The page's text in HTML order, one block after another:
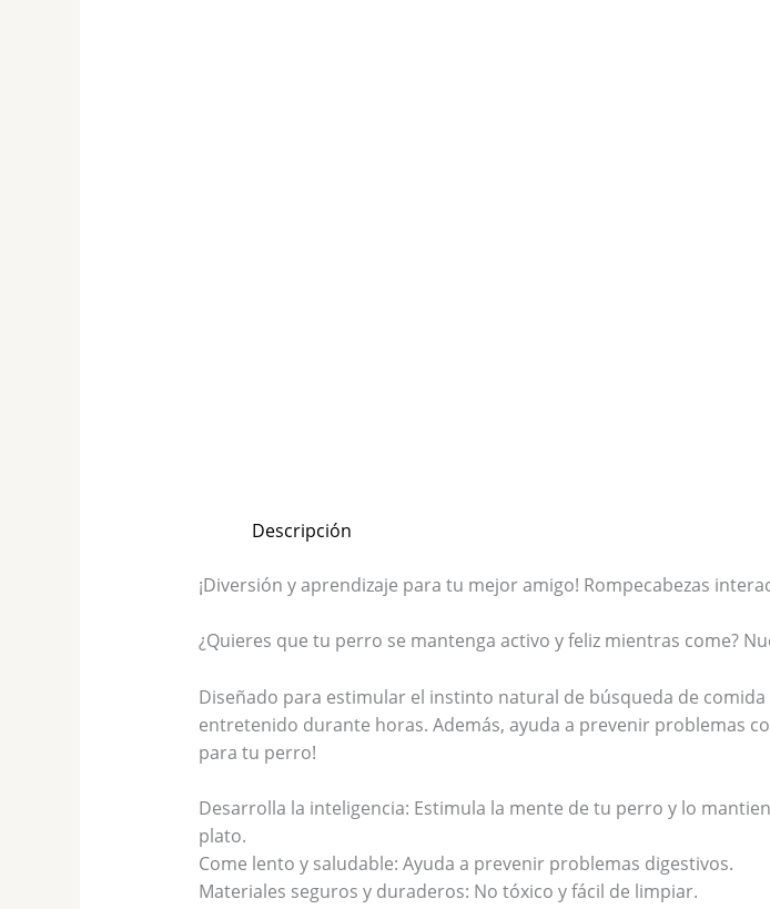
Descripción
¡Diversión y aprendizaje para tu mejor amigo! Rompecabezas
¿Quieres que tu perro se mantenga activo y feliz mientras come?
Diseñado para estimular el instinto natural de búsqueda de
entretenido durante horas. Además, ayuda a prevenir problemas
para tu perro!
Desarrolla la inteligencia: Estimula la mente de tu perro y lo
plato.
Come lento y saludable: Ayuda a prevenir problemas digestivos.
Materiales seguros y duraderos: No tóxico y fácil de limpiar.